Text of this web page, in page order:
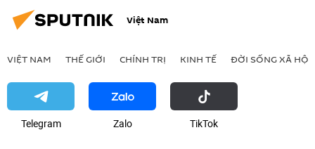
Việt Nam
VIỆT NAM THẾ GIỚI CHÍNH TRỊ KINH TẾ ĐỜI SỐNG XÃ HỘI
Telegram Zalo ТikТоk